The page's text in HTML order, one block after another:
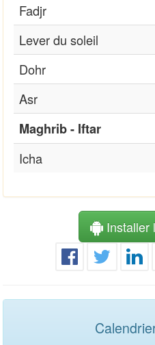
Fadjr
Lever du soleil
Dohr
Asr
Maghrib - Iftar
Icha
Installer